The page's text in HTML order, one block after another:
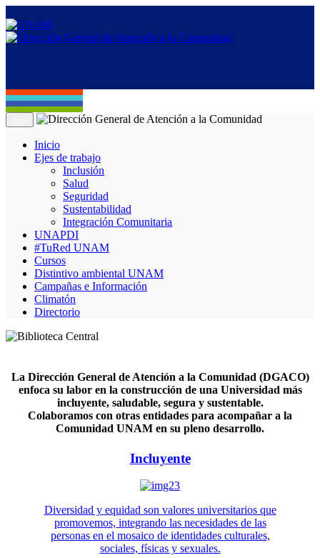
Inicio
Ejes de trabajo
Inclusión
Salud
Seguridad
Sustentabilidad
Integración Comunitaria
UNAPDI
#TuRed UNAM
Cursos
Distintivo ambiental UNAM
Campañas e Información
Climatón
Directorio
La Dirección General de Atención a la Comunidad (DGACO)
enfoca su labor en la construcción de una Universidad más
incluyente, saludable, segura y sustentable.
Colaboramos con otras entidades para acompañar a la
Comunidad UNAM en su pleno desarrollo.
Incluyente
Diversidad y equidad son valores universitarios que
promovemos, integrando las necesidades de las
personas en el mosaico de identidades culturales,
sociales, físicas y sexuales.